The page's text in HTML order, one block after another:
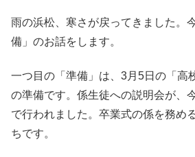
雨の浜松、寒さが戻ってきました。
備」のお話をします。
一つ目の「準備」は、3月5日の「高
の準備です。係生徒への説明会が、
で行われました。卒業式の係を務め
ちです。